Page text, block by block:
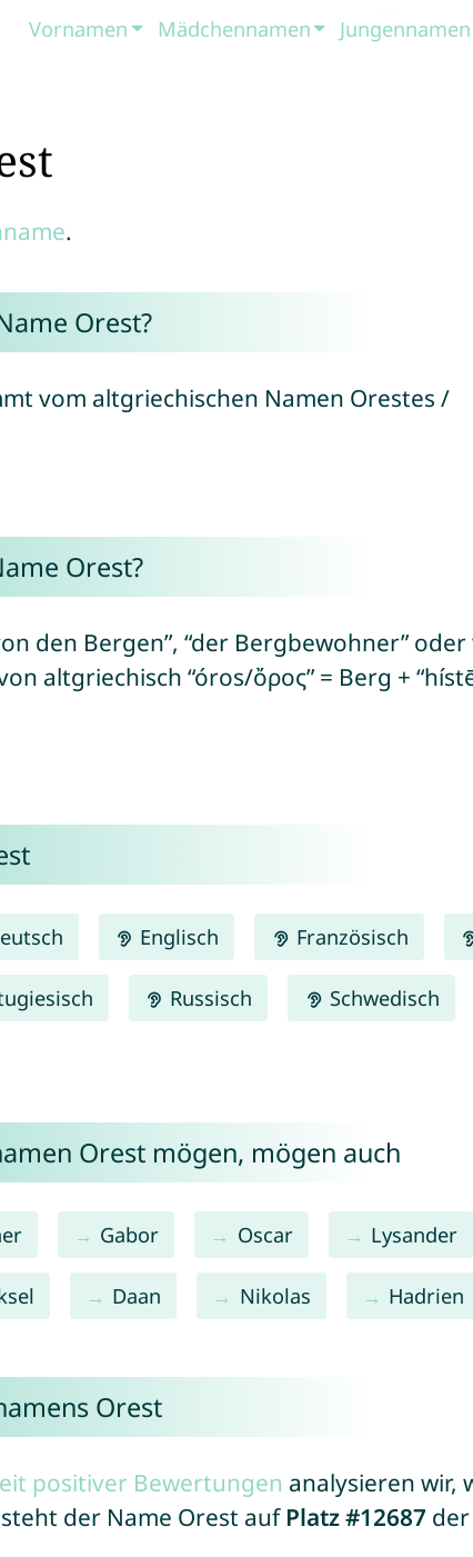
Vornamen Mädchennamen Jungennamen
.
Orest?
vom altgriechischen Namen Orestes /
Orest?
den Bergen”, “der Bergbewohner” oder
altgriechisch “óros/ὄρος” = Berg +
Englisch Französisch
Russisch Schwedisch
Orest mögen, mögen auch
Gabor Oscar Lysander
Daan Nikolas Hadrien
Orest
positiver Bewertungen analysieren wir,
der Name Orest auf Platz #12687 der